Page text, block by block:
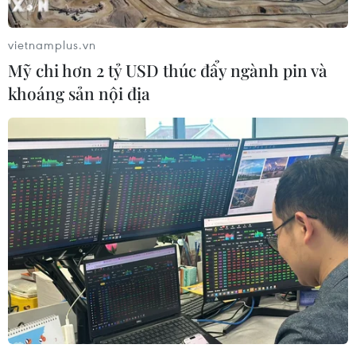
nhất bảng
Đình Bắc rực sáng với cú
đúp, tuyển Việt Nam vào bán kết
ASEAN Cup với ngôi đầu bảng
07/08/2026 15:49
Xem trực tiếp Việt Nam-Campuchia
tại ASEAN Cup 2026 trên kênh nào?
07/08/2026 09:49
Nhận định Singapore vs
Indonesia (20h ngày 7/8): Cuộc quyết
vietnamplus.vn
Mỹ chi hơn 2 tỷ USD thúc đẩy ngành pin và
khoáng sản nội địa